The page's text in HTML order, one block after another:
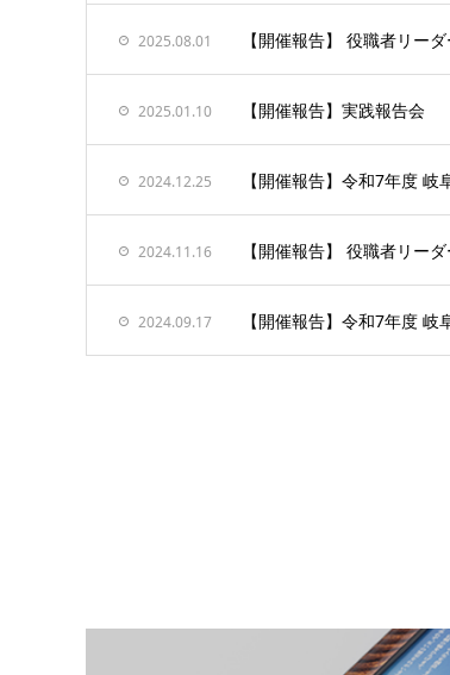
2025.08.01 【開催報告】 役職者リー
2025.01.10 【開催報告】実践報告会
2024.12.25 【開催報告】令和7年度
2024.11.16 【開催報告】 役職者リー
2024.09.17 【開催報告】令和7年度